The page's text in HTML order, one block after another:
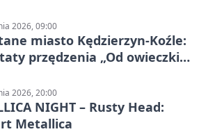
2026, 09:00
miasto Kędzierzyn-Koźle:
przędzenia „Od owieczki
2026, 20:00
NIGHT – Rusty Head:
Metallica